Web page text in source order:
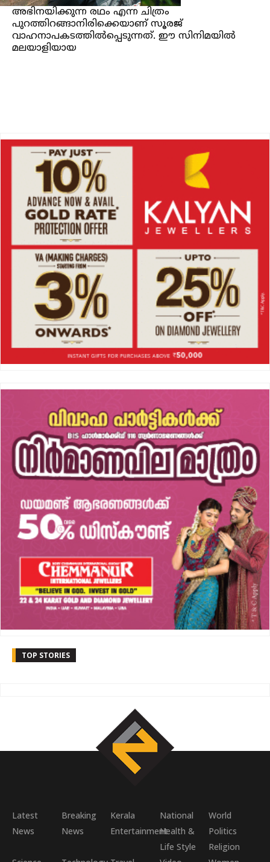
അഭിനയിക്കുന്ന രഥം എന്ന ചിത്രം
പുറത്തിറങ്ങാനിരിക്കെയാണ് സൂരജ്
വാഹനാപകടത്തിൽപ്പെടുന്നത്. ഈ സിനിമയിൽ
മലയാളിയായ
TOP STORIES
Latest
News
Breaking
News
Kerala National
World
EntertainmentHealth &
Life Style
Politics
Religion